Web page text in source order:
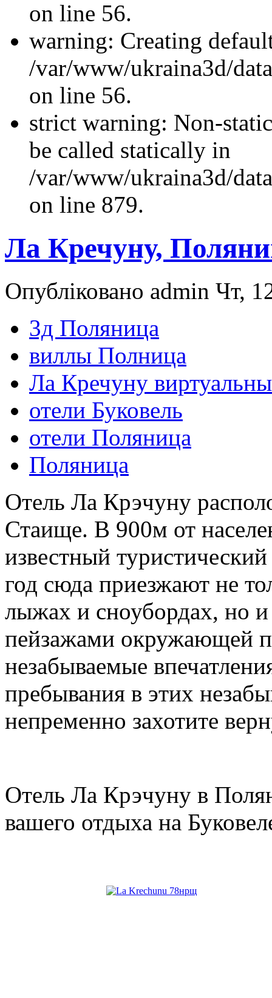
on line 56.
warning: Creating
/var/www/ukraina3d/
on line 56.
strict warning: Non-
be called statically in
/var/www/ukraina3d/
on line 879.
Ла Кречуну,
Опубліковано admin Чт,
3д Поляница
виллы Полница
Ла Кречуну
отели Буковель
отели Поляница
Поляница
Отель Ла Крэчуну
Стаище. В 900м от
известный
год сюда приезжают не
лыжах и сноубордах, но
пейзажами окружающей
незабываемые
пребывания в этих
непременно захотите
Отель Ла Крэчуну в
вашего отдыха на